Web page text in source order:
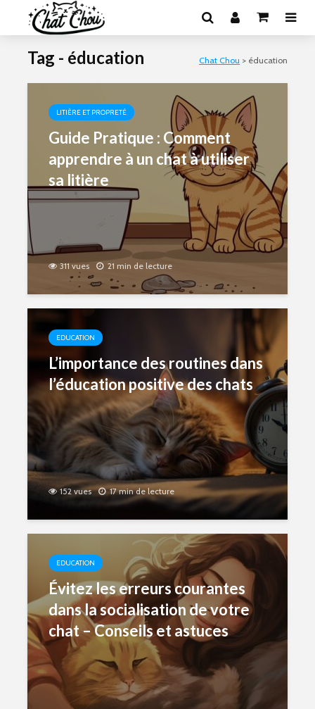
Tag - éducation Chat Chou > éducation
LITIÈRE ET PROPRETÉ
Guide Pratique : Comment
apprendre à un chat à utiliser
sa litière
311 vues 21 min de lecture
EDUCATION
L’importance des routines dans
l’éducation positive des chats
152 vues 17 min de lecture
EDUCATION
Évitez les erreurs courantes
dans la socialisation de votre
chat – Conseils et astuces